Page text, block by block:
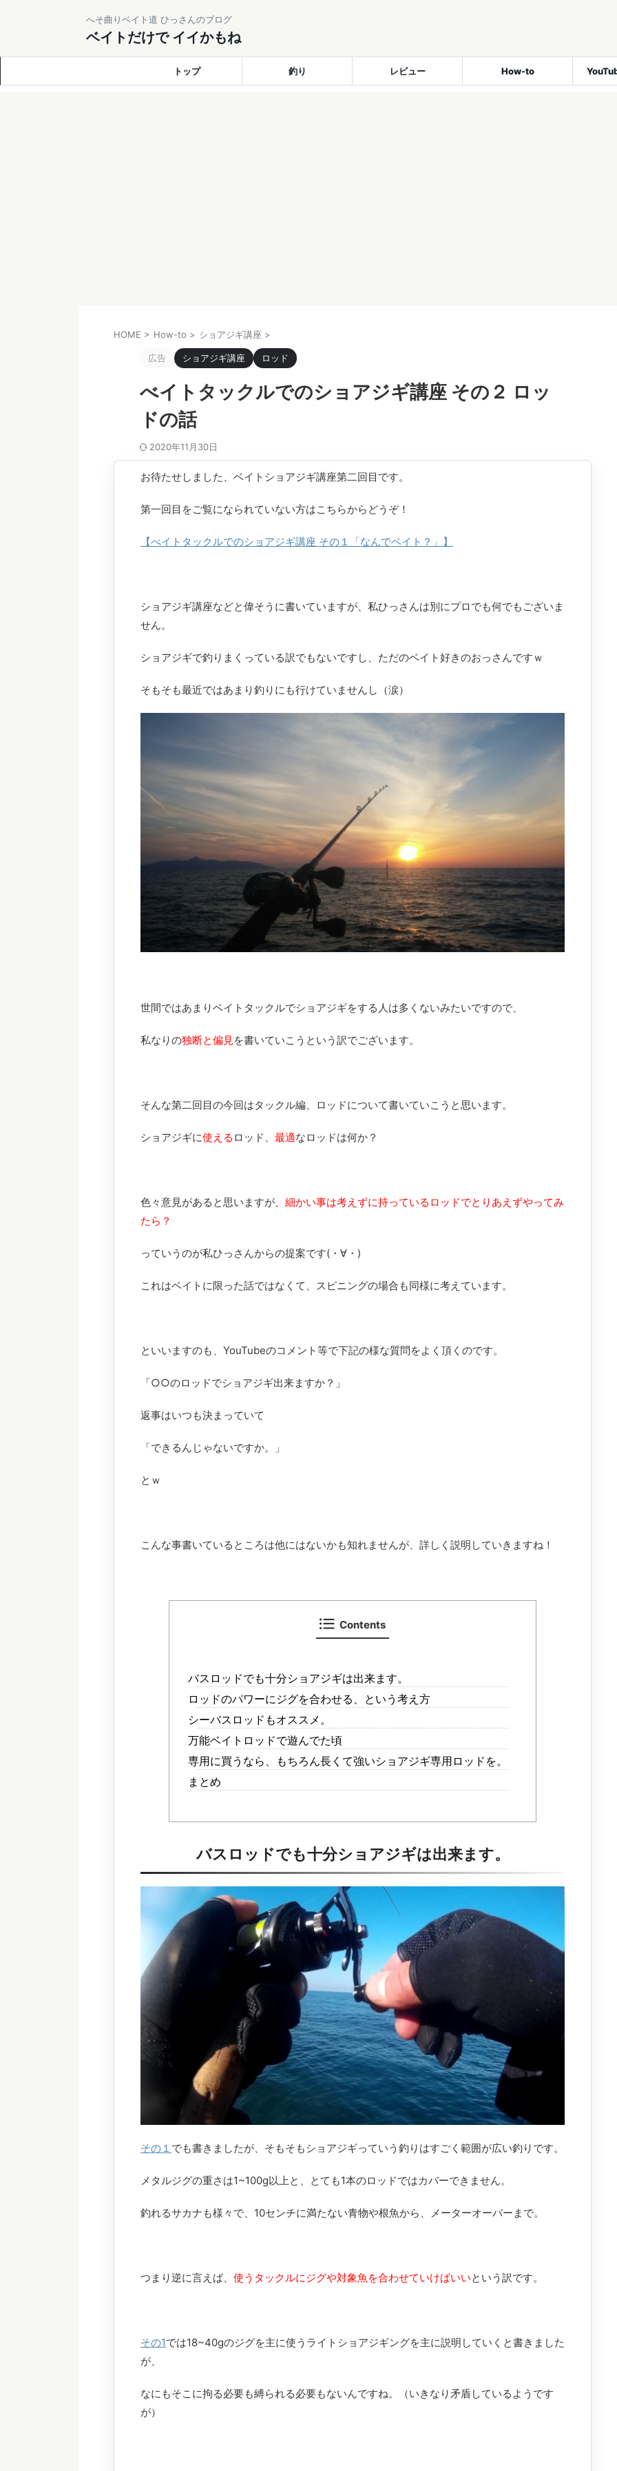
へそ曲りベイト道 ひっさんのブログ
ベイトだけで イイかもね
トップ 釣り レビュー How-to
HOME > How-to > ショアジギ講座 >
広告 ショアジギ講座 ロッド
べイトタックルでのショアジギ講座 その２ ロッ
ドの話
2020年11月30日
お待たせしました、ベイトショアジギ講座第二回目です。
第一回目をご覧になられていない方はこちらからどうぞ！
【べイトタックルでのショアジギ講座 その１「なんでベイト？」】
ショアジギ講座などと偉そうに書いていますが、私ひっさんは別にプロでも何でもございま
せん。
ショアジギで釣りまくっている訳でもないですし、ただのベイト好きのおっさんですｗ
そもそも最近ではあまり釣りにも行けていませんし（涙）
世間ではあまりベイトタックルでショアジギをする人は多くないみたいですので、
私なりの独断と偏見を書いていこうという訳でございます。
そんな第二回目の今回はタックル編、ロッドについて書いていこうと思います。
ショアジギに使える ロッド、 最適なロッドは何か？
色々意見があると思いますが、 細かい事は考えずに持っているロッドでとりあえずやってみ
たら？
っていうのが私ひっさんからの提案です(・∀・)
これはベイトに限った話ではなくて、スピニングの場合も同様に考えています。
といいますのも、YouTubeのコメント等で下記の様な質問をよく頂くのです。
「○○のロッドでショアジギ出来ますか？」
返事はいつも決まっていて
「できるんじゃないですか。」
とｗ
こんな事書いているところは他にはないかも知れませんが、詳しく説明していきますね！
Contents
バスロッドでも十分ショアジギは出来ます。
ロッドのパワーにジグを合わせる、という考え方
シーバスロッドもオススメ。
万能ベイトロッドで遊んでた頃
専用に買うなら、もちろん長くて強いショアジギ専用ロッドを。
まとめ
バスロッドでも十分ショアジギは出来ます。
その１ でも書きましたが、そもそもショアジギっていう釣りはすごく範囲が広い釣りです。
メタルジグの重さは1~100g以上と、とても1本のロッドではカバーできません。
釣れるサカナも様々で、10センチに満たない青物や根魚から、メーターオーバーまで。
つまり逆に言えば、 使うタックルにジグや対象魚を合わせていけばいいという訳です。
その1では18~40gのジグを主に使うライトショアジギングを主に説明していくと書きました
が、
なにもそこに拘る必要も縛られる必要もないんですね。（いきなり矛盾しているようです
が）